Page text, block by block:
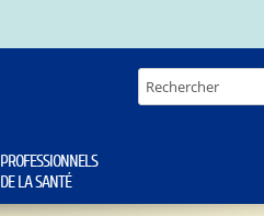
PROFESSIONNELS
DE LA SANTÉ